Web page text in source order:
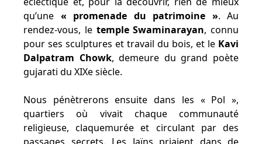
qu’une « promenade du patrimoine ». Au
rendez-vous, le temple Swaminarayan, connu
pour ses sculptures et travail du bois, et le Kavi
Dalpatram Chowk, demeure du grand poète
gujarati du XIXe siècle.
Nous pénètrerons ensuite dans les « Pol »,
quartiers où vivait chaque communauté
religieuse, claquemurée et circulant par des